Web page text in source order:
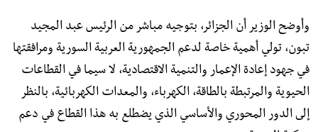
وأوضح الوزير أن الجزائر، بتوجيه مباشر من الرئيس عبد المجيد
تبون، تولي أهمية خاصة لدعم الجمهورية العربية السورية ومرافقتها
في جهود إعادة الإعمار والتنمية الاقتصادية، لا سيما في القطاعات
الحيوية والمرتبطة بالطاقة، الكهرباء، والمعدات الكهربائية، بالنظر
إلى الدور المحوري والأساسي الذي يضطلع به هذا القطاع في دعم